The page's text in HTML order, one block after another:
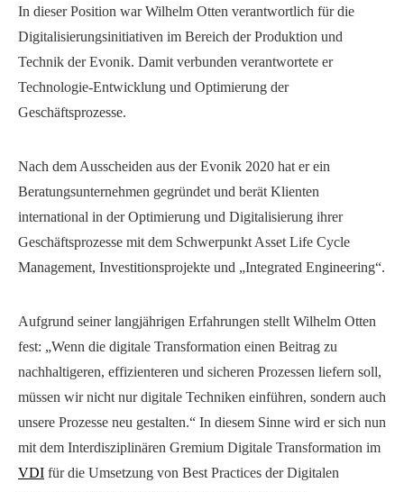
In dieser Position war Wilhelm Otten verantwortlich für die
Digitalisierungsinitiativen im Bereich der Produktion und
Technik der Evonik. Damit verbunden verantwortete er
Technologie-Entwicklung und Optimierung der
Geschäftsprozesse.
Nach dem Ausscheiden aus der Evonik 2020 hat er ein
Beratungsunternehmen gegründet und berät Klienten
international in der Optimierung und Digitalisierung ihrer
Geschäftsprozesse mit dem Schwerpunkt Asset Life Cycle
Management, Investitionsprojekte und „Integrated Engineering“.
Aufgrund seiner langjährigen Erfahrungen stellt Wilhelm Otten
fest: „Wenn die digitale Transformation einen Beitrag zu
nachhaltigeren, effizienteren und sicheren Prozessen liefern soll,
müssen wir nicht nur digitale Techniken einführen, sondern auch
unsere Prozesse neu gestalten.“ In diesem Sinne wird er sich nun
mit dem Interdisziplinären Gremium Digitale Transformation im
VDI für die Umsetzung von Best Practices der Digitalen